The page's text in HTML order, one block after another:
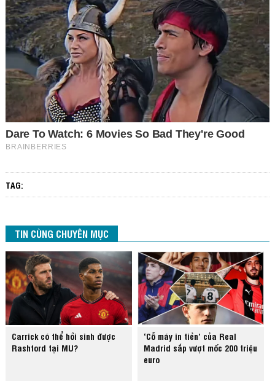
TAG:
TIN CÙNG CHUYÊN MỤC
Carrick có thể hồi sinh được
Rashford tại MU?
‘Cỗ máy in tiền’ của Real
Madrid sắp vượt mốc 200 triệu
euro